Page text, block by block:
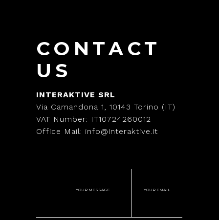
CONTACT
US
INTERAKTIVE SRL
Via Camandona 1, 10143 Torino (IT)
VAT Number: IT10724260012
Office Mail: info@interaktive.it